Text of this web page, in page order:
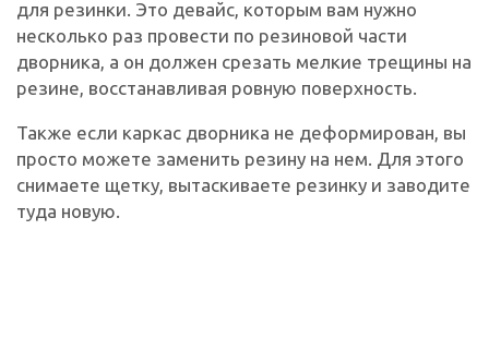
для резинки. Это девайс, которым вам нужно
несколько раз провести по резиновой части
дворника, а он должен срезать мелкие трещины на
резине, восстанавливая ровную поверхность.
Также если каркас дворника не деформирован, вы
просто можете заменить резину на нем. Для этого
снимаете щетку, вытаскиваете резинку и заводите
туда новую.